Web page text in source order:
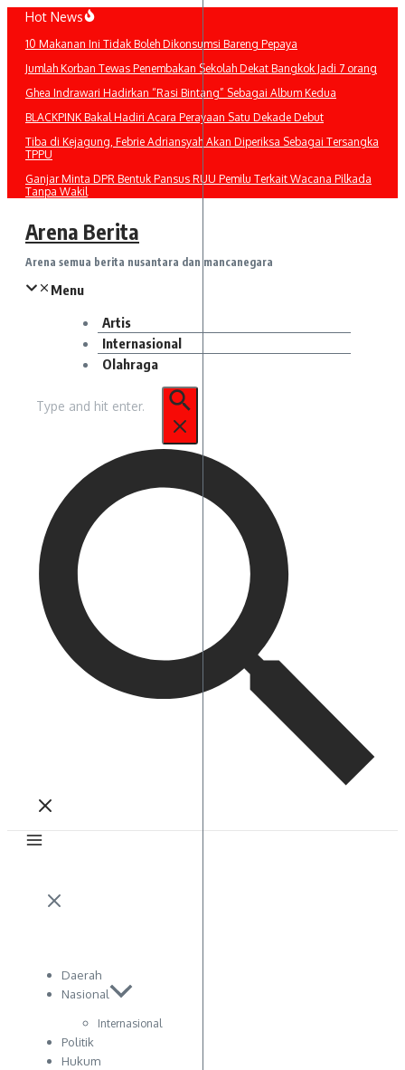
Lewati
konten
Hot News
10 Makanan Ini Tidak Boleh Dikonsumsi Bareng Pepaya
Jumlah Korban Tewas Penembakan Sekolah Dekat Bangkok Jadi 7 orang
Ghea Indrawari Hadirkan “Rasi Bintang” Sebagai Album Kedua
BLACKPINK Bakal Hadiri Acara Perayaan Satu Dekade Debut
Tiba di Kejagung, Febrie Adriansyah Akan Diperiksa Sebagai Tersangka
TPPU
Ganjar Minta DPR Bentuk Pansus RUU Pemilu Terkait Wacana Pilkada
Tanpa Wakil
Arena Berita
Arena semua berita nusantara dan mancanegara
Menu
Artis
Internasional
Olahraga
untuk:
Daerah
Nasional
Internasional
Politik
Hukum